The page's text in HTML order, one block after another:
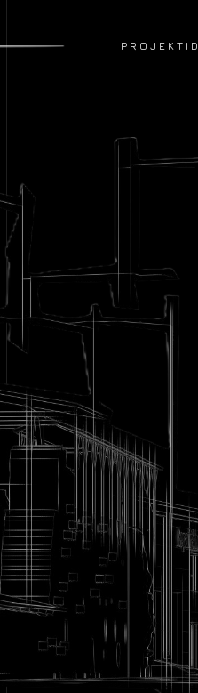
PROJEKTID